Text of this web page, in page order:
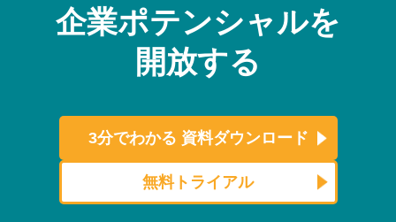
セキュリティ
よくある質問
資料ダウンロード
企業ポテンシャルを
開放する
3分でわかる 資料ダウンロード
無料トライアル